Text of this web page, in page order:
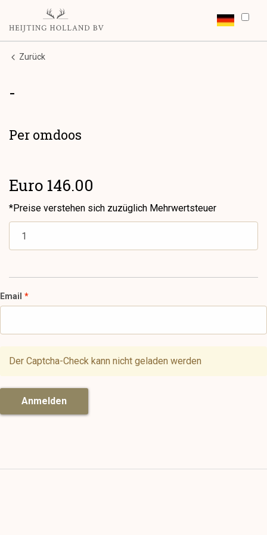
Zurück
-
Per omdoos
Euro 146.00
*Preise verstehen sich zuzüglich Mehrwertsteuer
Email
Der Captcha-Check kann nicht geladen werden
Anmelden